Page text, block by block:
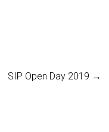
SIP Open Day 2019 →